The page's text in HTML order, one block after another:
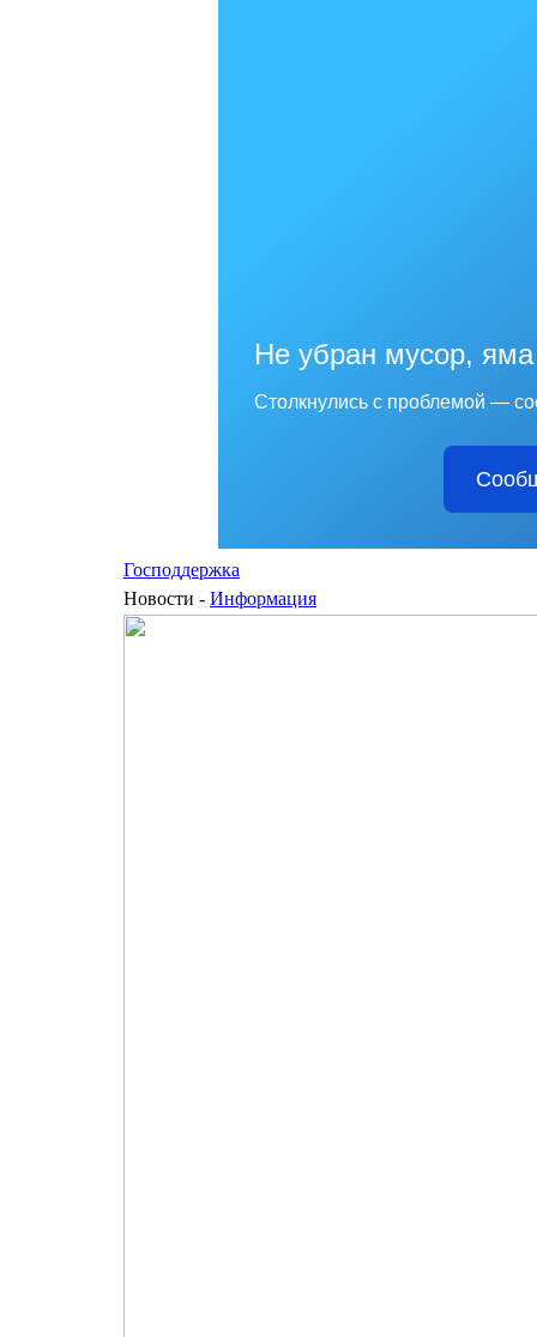
Не убран мусор,
Столкнулись с проблемой —
Господдержка
Новости - Информация